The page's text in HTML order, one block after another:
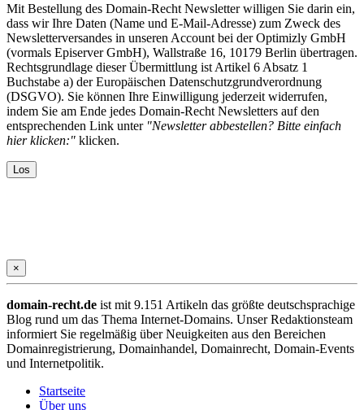
Mit Bestellung des Domain-Recht Newsletter willigen Sie darin ein,
dass wir Ihre Daten (Name und E-Mail-Adresse) zum Zweck des
Newsletterversandes in unseren Account bei der Optimizly GmbH
(vormals Episerver GmbH), Wallstraße 16, 10179 Berlin übertragen.
Rechtsgrundlage dieser Übermittlung ist Artikel 6 Absatz 1
Buchstabe a) der Europäischen Datenschutzgrundverordnung
(DSGVO). Sie können Ihre Einwilligung jederzeit widerrufen,
indem Sie am Ende jedes Domain-Recht Newsletters auf den
entsprechenden Link unter "Newsletter abbestellen? Bitte einfach
hier klicken:" klicken.
×
domain-recht.de ist mit 9.151 Artikeln das größte deutschsprachige
Blog rund um das Thema Internet-Domains. Unser Redaktionsteam
informiert Sie regelmäßig über Neuigkeiten aus den Bereichen
Domainregistrierung, Domainhandel, Domainrecht, Domain-Events
und Internetpolitik.
Startseite
Über uns